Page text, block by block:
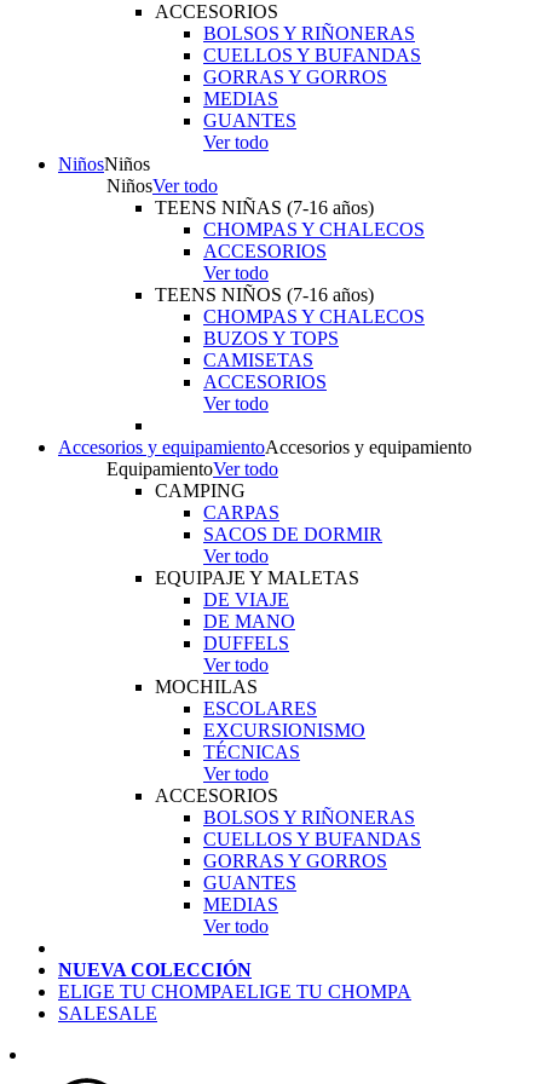
ACCESORIOS
BOLSOS Y RIÑONERAS
CUELLOS Y BUFANDAS
GORRAS Y GORROS
MEDIAS
GUANTES
Ver todo
NiñosNiños
NiñosVer todo
TEENS NIÑAS (7-16 años)
CHOMPAS Y CHALECOS
ACCESORIOS
Ver todo
TEENS NIÑOS (7-16 años)
CHOMPAS Y CHALECOS
BUZOS Y TOPS
CAMISETAS
ACCESORIOS
Ver todo
Accesorios y equipamientoAccesorios y equipamiento
EquipamientoVer todo
CAMPING
CARPAS
SACOS DE DORMIR
Ver todo
EQUIPAJE Y MALETAS
DE VIAJE
DE MANO
DUFFELS
Ver todo
MOCHILAS
ESCOLARES
EXCURSIONISMO
TÉCNICAS
Ver todo
ACCESORIOS
BOLSOS Y RIÑONERAS
CUELLOS Y BUFANDAS
GORRAS Y GORROS
GUANTES
MEDIAS
Ver todo
NUEVA COLECCIÓN
ELIGE TU CHOMPAELIGE TU CHOMPA
SALESALE